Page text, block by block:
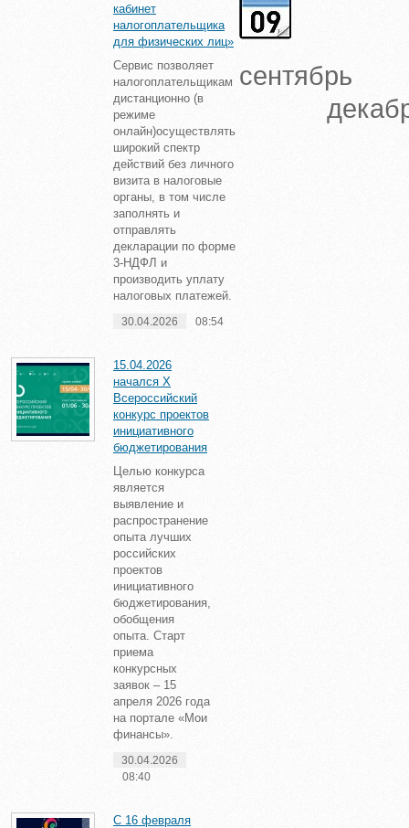
кабинет
налогоплательщика
для физических лиц»
Сервис позволяет
налогоплательщикам
дистанционно (в
режиме
онлайн)осуществлять
широкий спектр
действий без личного
визита в налоговые
органы, в том числе
заполнять и
отправлять
декларации по форме
3-НДФЛ и
производить уплату
налоговых платежей.
30.04.2026 08:54
15.04.2026
начался X
Всероссийский
конкурс проектов
инициативного
бюджетирования
Целью конкурса
является
выявление и
распространение
опыта лучших
российских
проектов
инициативного
бюджетирования,
обобщения
опыта. Старт
приема
конкурсных
заявок – 15
апреля 2026 года
на портале «Мои
финансы».
30.04.2026
08:40
С 16 февраля